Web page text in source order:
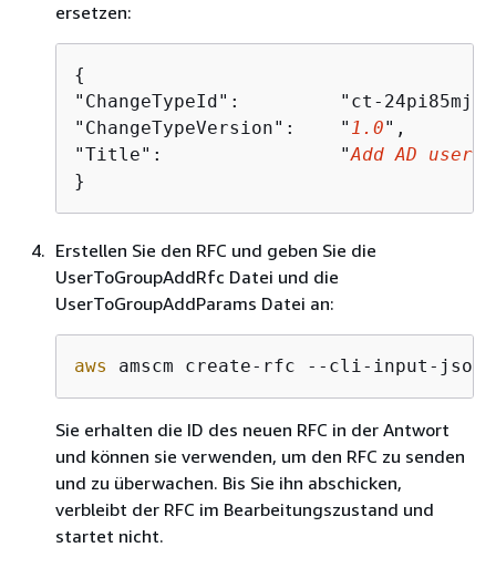
ersetzen:
{
"ChangeTypeId":         "ct-
"ChangeTypeVersion":    " 1.0",
"Title":                "Add AD user
}
Erstellen Sie den RFC und geben Sie die
UserToGroupAddRfc Datei und die
UserToGroupAddParams Datei an:
aws amscm create-rfc --cli-input-json
Sie erhalten die ID des neuen RFC in der Antwort
und können sie verwenden, um den RFC zu senden
und zu überwachen. Bis Sie ihn abschicken,
verbleibt der RFC im Bearbeitungszustand und
startet nicht.